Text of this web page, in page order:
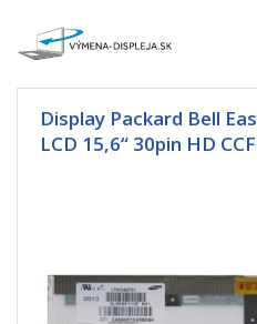
Display Packard Bell
LCD 15,6“ 30pin HD